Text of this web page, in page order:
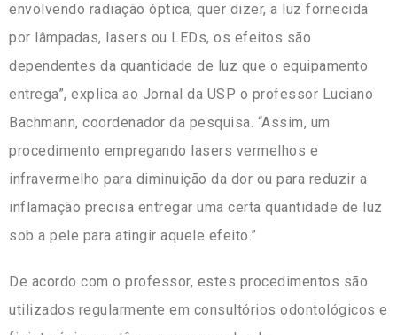
envolvendo radiação óptica, quer dizer, a luz fornecida
por lâmpadas, lasers ou LEDs, os efeitos são
dependentes da quantidade de luz que o equipamento
entrega”, explica ao Jornal da USP o professor Luciano
Bachmann, coordenador da pesquisa. “Assim, um
procedimento empregando lasers vermelhos e
infravermelho para diminuição da dor ou para reduzir a
inflamação precisa entregar uma certa quantidade de luz
sob a pele para atingir aquele efeito.”
De acordo com o professor, estes procedimentos são
utilizados regularmente em consultórios odontológicos e